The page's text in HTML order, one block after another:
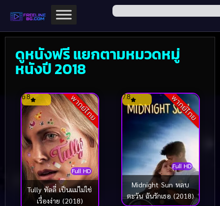
ดูหนังฟรี แยกตามหมวดหมู่
หนังปี 2018
พากย์ไทย
Full HD
6.8
Tully ทัลลี่ เป็นแม่ไม่ใช่
เรื่องง่าย (2018)
พากย์ไทย
Full HD
7.8
Midnight Sun หลบ
ตะวัน ฉันรักเธอ (2018)